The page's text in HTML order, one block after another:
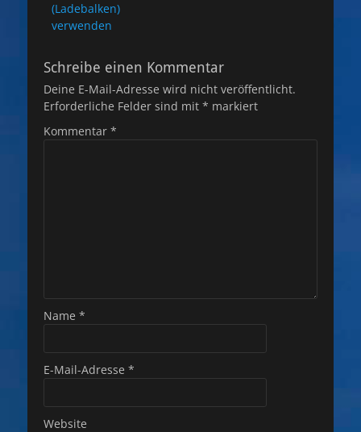
(Ladebalken)
verwenden
Schreibe einen Kommentar
Deine E-Mail-Adresse wird nicht veröffentlicht.
Erforderliche Felder sind mit * markiert
Kommentar *
Name *
E-Mail-Adresse *
Website